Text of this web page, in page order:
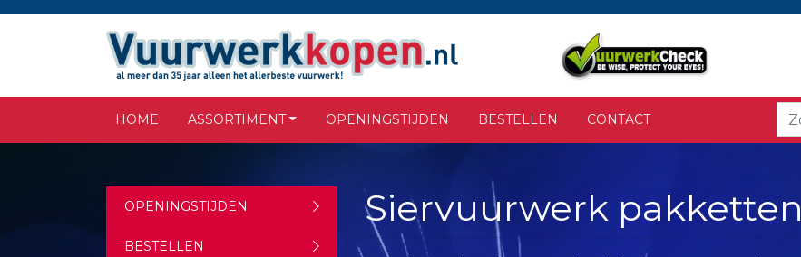
HOME ASSORTIMENT OPENINGSTIJDEN BESTELLEN CONTACT
OPENINGSTIJDEN
BESTELLEN
Siervuurwerk pakketten